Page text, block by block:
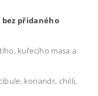
přidaného
kuřecího masa a
koriandr, chilli,